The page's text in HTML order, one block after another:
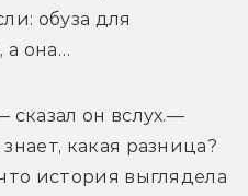
обуза для
а она…
он вслух.—
какая разница?
история выглядела